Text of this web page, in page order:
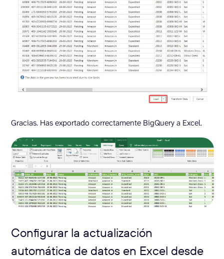
Gracias. Has exportado correctamente BigQuery a Excel.
Configurar la actualización
automática de datos en Excel desde